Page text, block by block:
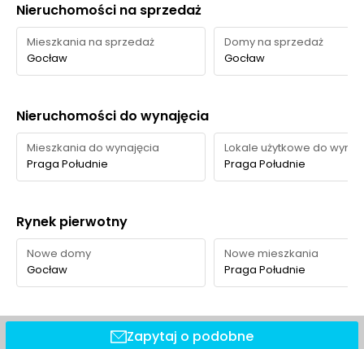
Nieruchomości na sprzedaż
Mieszkania na sprzedaż
Gocław
Domy na sprzedaż
Gocław
Nieruchomości do wynajęcia
Mieszkania do wynajęcia
Praga Południe
Lokale użytkowe do
Praga Południe
Rynek pierwotny
Nowe domy
Gocław
Nowe mieszkania
Praga Południe
Zapytaj o podobne